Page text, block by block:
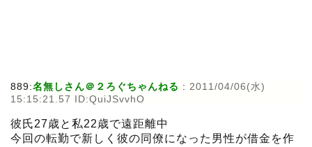
889:名無しさん＠２ろぐちゃんねる : 2011/04/06(水)
15:15:21.57 ID:QuiJSvvhO
彼氏27歳と私22歳で遠距離中
今回の転勤で新しく彼の同僚になった男性が借金を作